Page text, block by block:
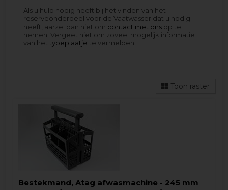
Als u hulp nodig heeft bij het vinden van het
reserveonderdeel voor de Vaatwasser dat u nodig
heeft, aarzel dan niet om contact met ons op te
nemen. Vergeet niet om zoveel mogelijk informatie
van hettypeplaatje te vermelden.
Toon raster
Bestekmand, Atag afwasmachine - 245 mm